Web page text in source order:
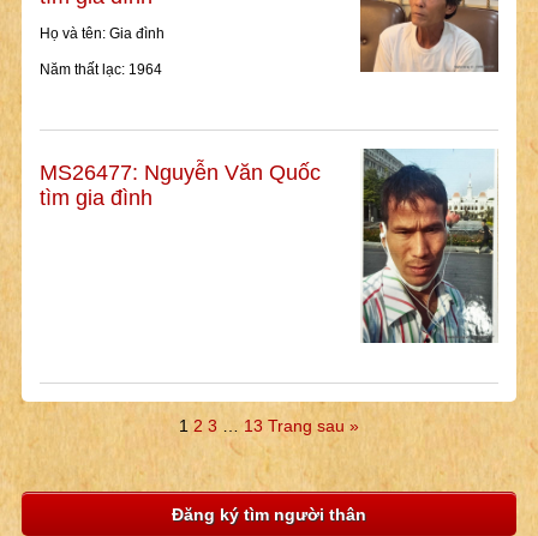
Họ và tên: Gia đình
Năm thất lạc: 1964
MS26477: Nguyễn Văn Quốc
tìm gia đình
1 2 3 … 13 Trang sau »
Đăng ký tìm người thân